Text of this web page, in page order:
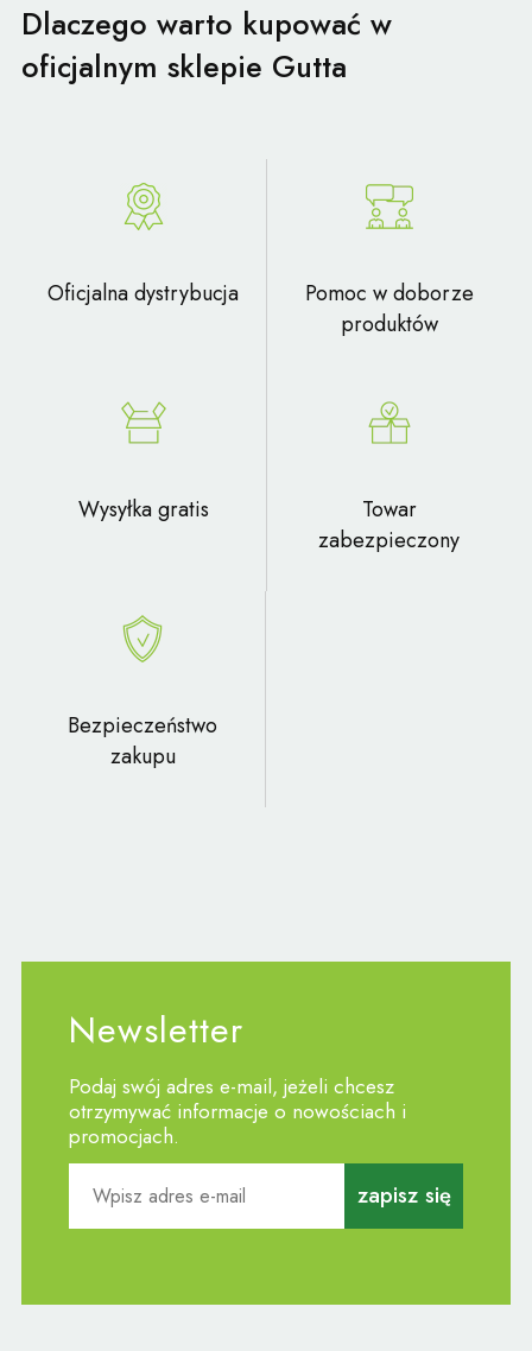
Dlaczego warto kupować w
oficjalnym sklepie Gutta
Oficjalna dystrybucja
Pomoc w doborze
produktów
Wysyłka gratis
Towar
zabezpieczony
Bezpieczeństwo
zakupu
Newsletter
Podaj swój adres e-mail, jeżeli chcesz
otrzymywać informacje o nowościach i
promocjach.
zapisz się